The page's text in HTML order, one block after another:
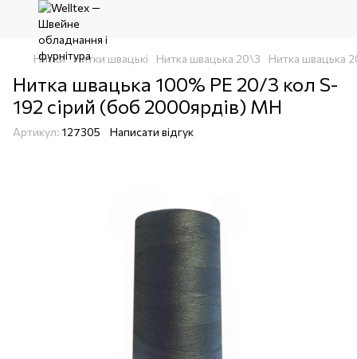
Нитки Нитки швацькі Нитка швацька 20\3 Нитка швацька
Нитка швацька 100% PE 20/3 кол S-
192 сірий (боб 2000ярдів) MH
Артикул: 127305 Написати відгук